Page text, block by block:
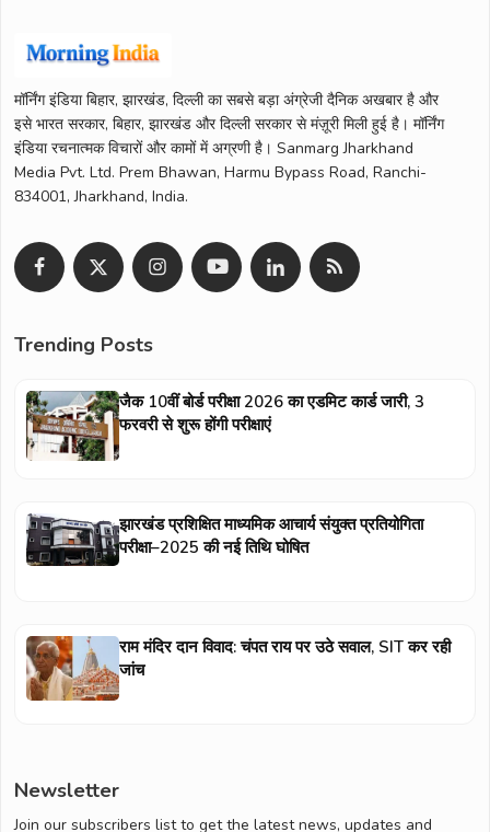
मॉर्निंग इंडिया बिहार, झारखंड, दिल्ली का सबसे बड़ा अंग्रेजी दैनिक अखबार है और
इसे भारत सरकार, बिहार, झारखंड और दिल्ली सरकार से मंज़ूरी मिली हुई है। मॉर्निंग
इंडिया रचनात्मक विचारों और कामों में अग्रणी है। Sanmarg Jharkhand
Media Pvt. Ltd. Prem Bhawan, Harmu Bypass Road, Ranchi-
834001, Jharkhand, India.
Trending Posts
जैक 10वीं बोर्ड परीक्षा 2026 का एडमिट कार्ड जारी, 3
फरवरी से शुरू होंगी परीक्षाएं
झारखंड प्रशिक्षित माध्यमिक आचार्य संयुक्त प्रतियोगिता
परीक्षा–2025 की नई तिथि घोषित
राम मंदिर दान विवाद: चंपत राय पर उठे सवाल, SIT कर रही
जांच
Newsletter
Join our subscribers list to get the latest news, updates and